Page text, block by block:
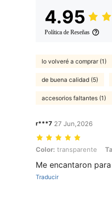
4.95
Política de Reseñas
lo volveré a comprar (1)
de buena calidad (5)
accesorios faltantes (1)
r***7 27 Jun,2026
Color: transparente, Talla:
Color: transparente
Me encantaron
Traducir